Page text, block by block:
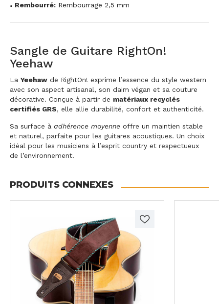
Rembourré: Rembourrage 2,5 mm
Sangle de Guitare RightOn!
Yeehaw
La Yeehaw de RightOn! exprime l’essence du style western
avec son aspect artisanal, son daim végan et sa couture
décorative. Conçue à partir de matériaux recyclés
certifiés GRS, elle allie durabilité, confort et authenticité.
Sa surface à adhérence moyenne offre un maintien stable
et naturel, parfaite pour les guitares acoustiques. Un choix
idéal pour les musiciens à l’esprit country et respectueux
de l’environnement.
PRODUITS CONNEXES